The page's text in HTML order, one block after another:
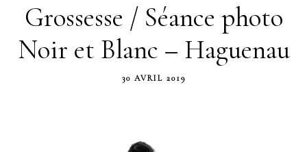
Grossesse / Séance photo
Noir et Blanc – Haguenau
30 AVRIL 2019